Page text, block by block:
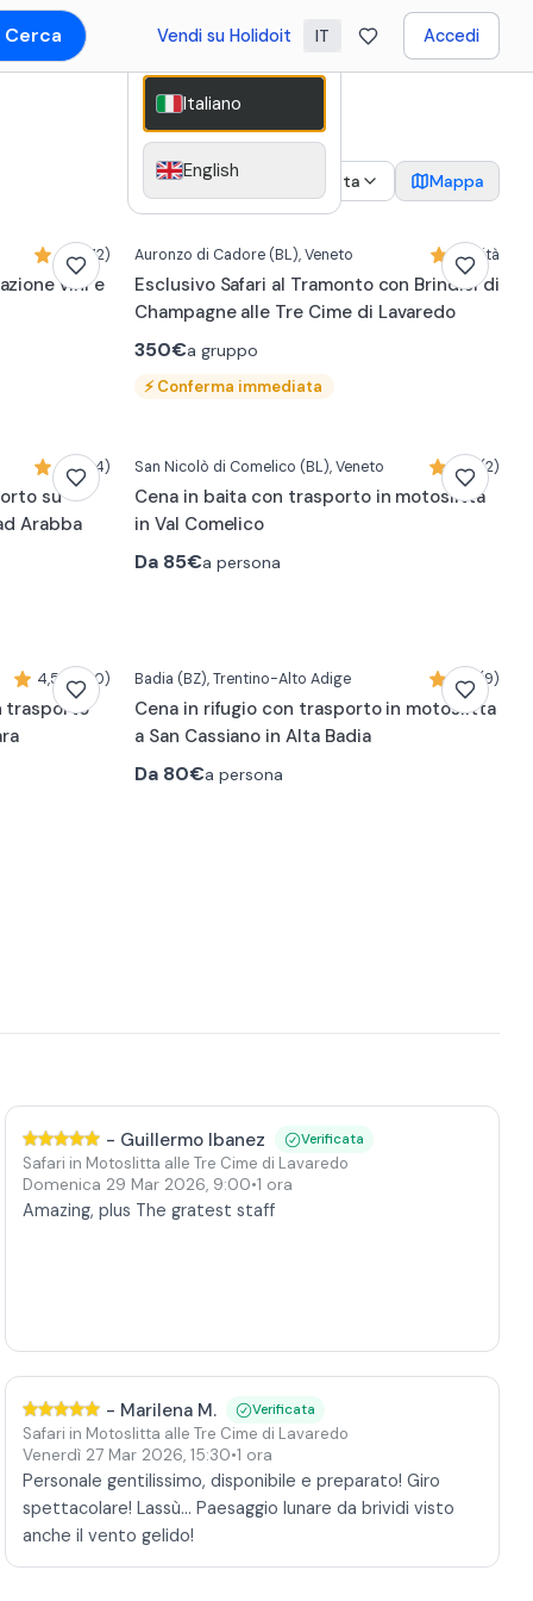
Cerca Vendi su Holidoit IT Accedi
Data Mappa
4,2 (72)
vini e
Auronzo di Cadore (BL), Veneto Novità
Esclusivo Safari al Tramonto con Brindisi di
Champagne alle Tre Cime di Lavaredo
350€a gruppo
⚡Conferma immediata
4,8 (14)
su
Arabba
San Nicolò di Comelico (BL), Veneto 4,0 (2)
Cena in baita con trasporto in motoslitta
in Val Comelico
Da 85€a persona
4,5 (1640)
trasporto
Badia (BZ), Trentino-Alto Adige 4,8 (9)
Cena in rifugio con trasporto in motoslitta
a San Cassiano in Alta Badia
Da 80€a persona
- Guillermo Ibanez Verificata
Safari in Motoslitta alle Tre Cime di Lavaredo
Domenica 29 Mar 2026, 9:00•1 ora
Amazing, plus The gratest staff
- Marilena M. Verificata
Safari in Motoslitta alle Tre Cime di Lavaredo
Venerdì 27 Mar 2026, 15:30•1 ora
Personale gentilissimo, disponibile e preparato! Giro
spettacolare! Lassù... Paesaggio lunare da brividi visto
anche il vento gelido!
Italiano
English